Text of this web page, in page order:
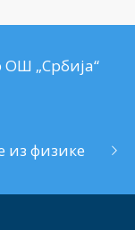
„Србија“
из физике